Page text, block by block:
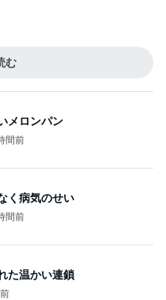
む
メロンパン
間前
く病気のせい
間前
た温かい連鎖